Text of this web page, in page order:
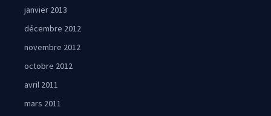
janvier 2013
décembre 2012
novembre 2012
octobre 2012
avril 2011
mars 2011